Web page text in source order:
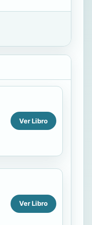
Ver Libro
Ver Libro